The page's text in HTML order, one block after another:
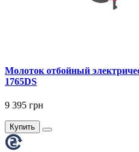
Молоток отбойный
1765DS
9 395 грн
Купить